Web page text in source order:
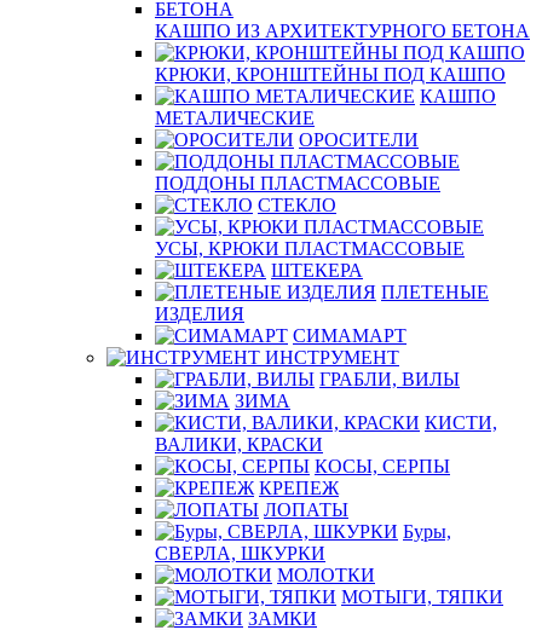
КАШПО ИЗ АРХИТЕКТУРНОГО БЕТОНА
КРЮКИ, КРОНШТЕЙНЫ ПОД КАШПО
КАШПО
МЕТАЛИЧЕСКИЕ
ОРОСИТЕЛИ
ПОДДОНЫ ПЛАСТМАССОВЫЕ
СТЕКЛО
УСЫ, КРЮКИ ПЛАСТМАССОВЫЕ
ШТЕКЕРА
ПЛЕТЕНЫЕ
ИЗДЕЛИЯ
СИМАМАРТ
ИНСТРУМЕНТ
ГРАБЛИ, ВИЛЫ
ЗИМА
КИСТИ,
ВАЛИКИ, КРАСКИ
КОСЫ, СЕРПЫ
КРЕПЕЖ
ЛОПАТЫ
Буры,
СВЕРЛА, ШКУРКИ
МОЛОТКИ
МОТЫГИ, ТЯПКИ
ЗАМКИ